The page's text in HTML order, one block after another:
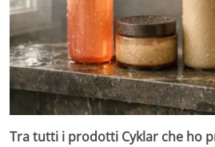
Tra tutti i prodotti Cyklar che ho